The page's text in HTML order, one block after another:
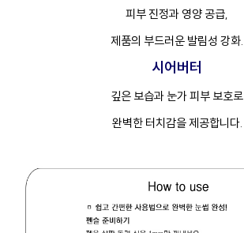
피부 진정과 영양 공급,
제품의 부드러운 발림성 강화.
시어버터
깊은 보습과 눈가 피부 보호로
완벽한 터치감을 제공합니다.